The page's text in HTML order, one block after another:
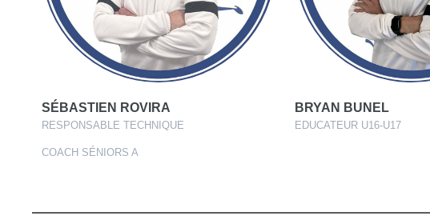
SÉBASTIEN ROVIRA
RESPONSABLE TECHNIQUE
COACH SÉNIORS A
BRYAN BUNEL
EDUCATEUR U16-U17